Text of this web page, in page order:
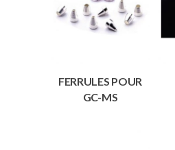
FERRULES POUR
GC-MS